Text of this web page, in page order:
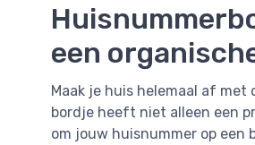
een
Maak je huis helemaal af
bordje heeft niet alleen een
om jouw huisnummer op een